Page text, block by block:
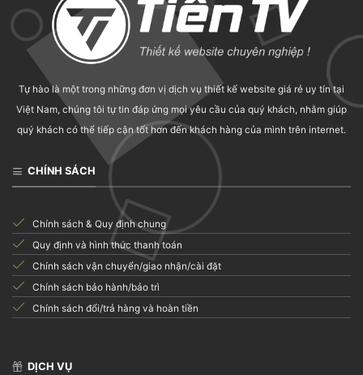
Tự hào là một trong những đơn vị dịch vụ thiết kế website giá rẻ uy tín tại
Việt Nam, chúng tôi tự tin đáp ứng mọi yêu cầu của quý khách, nhằm giúp
quý khách có thể tiếp cận tốt hơn đến khách hàng của mình trên internet.
CHÍNH SÁCH
Chính sách & Quy định chung
Quy định và hình thức thanh toán
Chính sách vận chuyển/giao nhận/cài đặt
Chính sách bảo hành/bảo trì
Chính sách đổi/trả hàng và hoàn tiền
DỊCH VỤ